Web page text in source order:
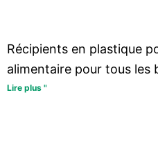
Récipients en plastique
alimentaire pour tous les
Lire plus "